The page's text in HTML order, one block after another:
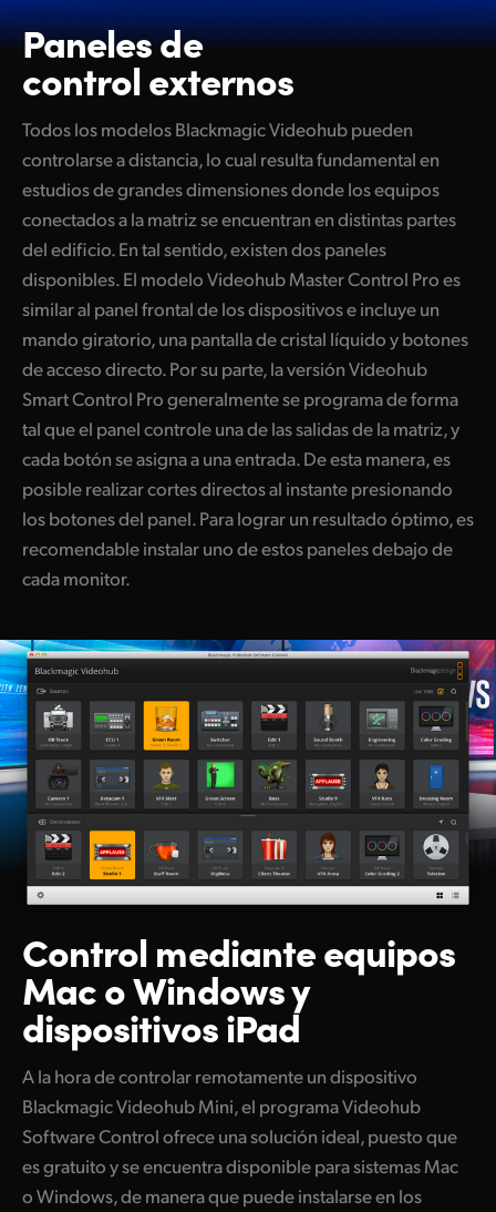
Paneles de
control externos
Todos los modelos Blackmagic Videohub pueden
controlarse a distancia, lo cual resulta fundamental en
estudios de grandes dimensiones donde los equipos
conectados a la matriz se encuentran en distintas partes
del edificio. En tal sentido, existen dos paneles
disponibles. El modelo Videohub Master Control Pro es
similar al panel frontal de los dispositivos e incluye un
mando giratorio, una pantalla de cristal líquido y botones
de acceso directo. Por su parte,la versiónVideohub
Smart Control Pro generalmente se programa de forma
tal que el panel controle una de las salidas de la matriz, y
cada botón se asigna a una entrada. De esta manera, es
posible realizar cortes directos al instante presionando
los botones del panel. Para lograr un resultado óptimo,es
recomendableinstalar uno de estos paneles debajo de
cada monitor.
Control mediante equipos
Mac o Windows y
dispositivos iPad
A la hora de controlar remotamente un dispositivo
Blackmagic Videohub Mini, el programa Videohub
Software Control ofrece una solución ideal, puesto que
es gratuito y se encuentra disponible para sistemas Mac
o Windows, de manera que puede instalarse en los